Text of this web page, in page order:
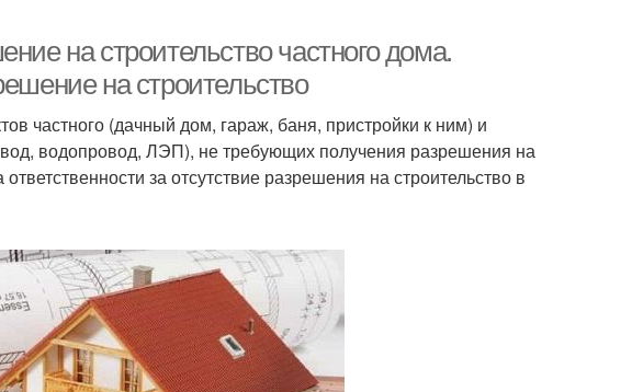
на строительство частного дома.
на строительство
частного (дачный дом, гараж, баня, пристройки к ним) и
водопровод, ЛЭП), не требующих получения разрешения на
за отсутствие разрешения на строительство в